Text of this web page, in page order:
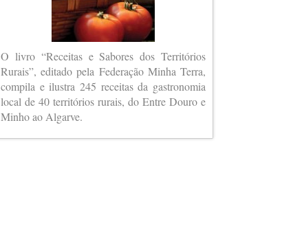
O livro “Receitas e Sabores dos Territórios
Rurais”, editado pela Federação Minha Terra,
compila e ilustra 245 receitas da gastronomia
local de 40 territórios rurais, do Entre Douro e
Minho ao Algarve.